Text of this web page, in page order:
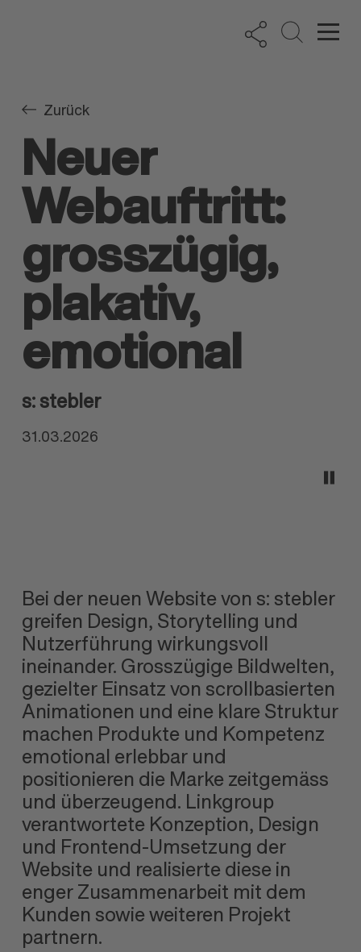
Zurück
Neuer
Webauftritt:
grosszügig,
plakativ,
emotional
s: stebler
31.03.2026
Bei der neuen Website von s: stebler
greifen Design, Storytelling und
Nutzerführung wirkungsvoll
ineinander. Grosszügige Bildwelten,
gezielter Einsatz von scrollbasierten
Animationen und eine klare Struktur
machen Produkte und Kompetenz
emotional erlebbar und
positionieren die Marke zeitgemäss
und überzeugend. Linkgroup
verantwortete Konzeption, Design
und Frontend-Umsetzung der
Website und realisierte diese in
enger Zusammenarbeit mit dem
Kunden sowie weiteren Projekt
partnern.